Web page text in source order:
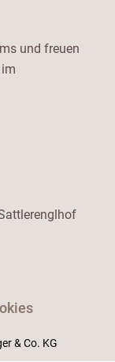
und freuen
& Co. KG